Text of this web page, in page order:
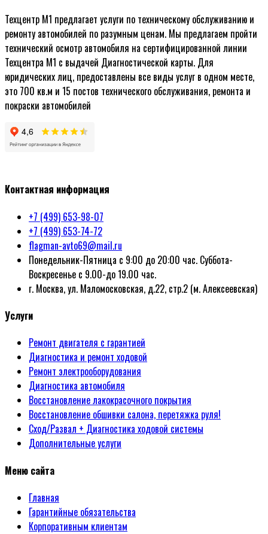
Техцентр М1 предлагает услуги по техническому обслуживанию и
ремонту автомобилей по разумным ценам. Мы предлагаем пройти
технический осмотр автомобиля на сертифицированной линии
Техцентра М1 с выдачей Диагностической карты. Для
юридических лиц, предоставлены все виды услуг в одном месте,
это 700 кв.м и 15 постов технического обслуживания, ремонта и
покраски автомобилей
Контактная информация
+7 (499) 653-98-07
+7 (499) 653-74-72
flagman-avto69@mail.ru
Понедельник-Пятница с 9:00 до 20:00 час. Суббота-
Воскресенье с 9.00-до 19.00 час.
г. Москва, ул. Маломосковская, д.22, стр.2 (м. Алексеевская)
Услуги
Ремонт двигателя с гарантией
Диагностика и ремонт ходовой
Ремонт электрооборудования
Диагностика автомобиля
Восстановление лакокрасочного покрытия
Восстановление обшивки салона, перетяжка руля!
Сход/Развал + Диагностика ходовой системы
Дополнительные услуги
Меню сайта
Главная
Гарантийные обязательства
Корпоративным клиентам